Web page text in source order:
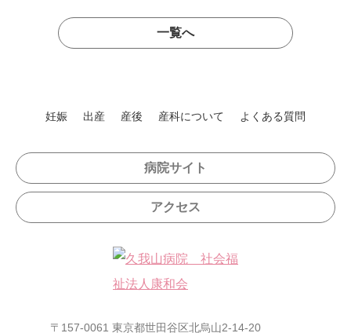
一覧へ
〒157-0061 東京都世田谷区北烏山2-14-20
妊娠 出産 産後 産科について よくある質問
病院サイト
アクセス